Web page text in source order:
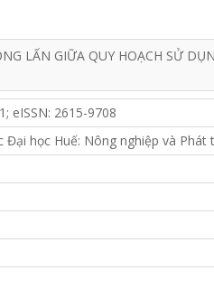
LẤN GIỮA QUY HOẠCH SỬ
eISSN: 2615-9708
Đại học Huế: Nông nghiệp và